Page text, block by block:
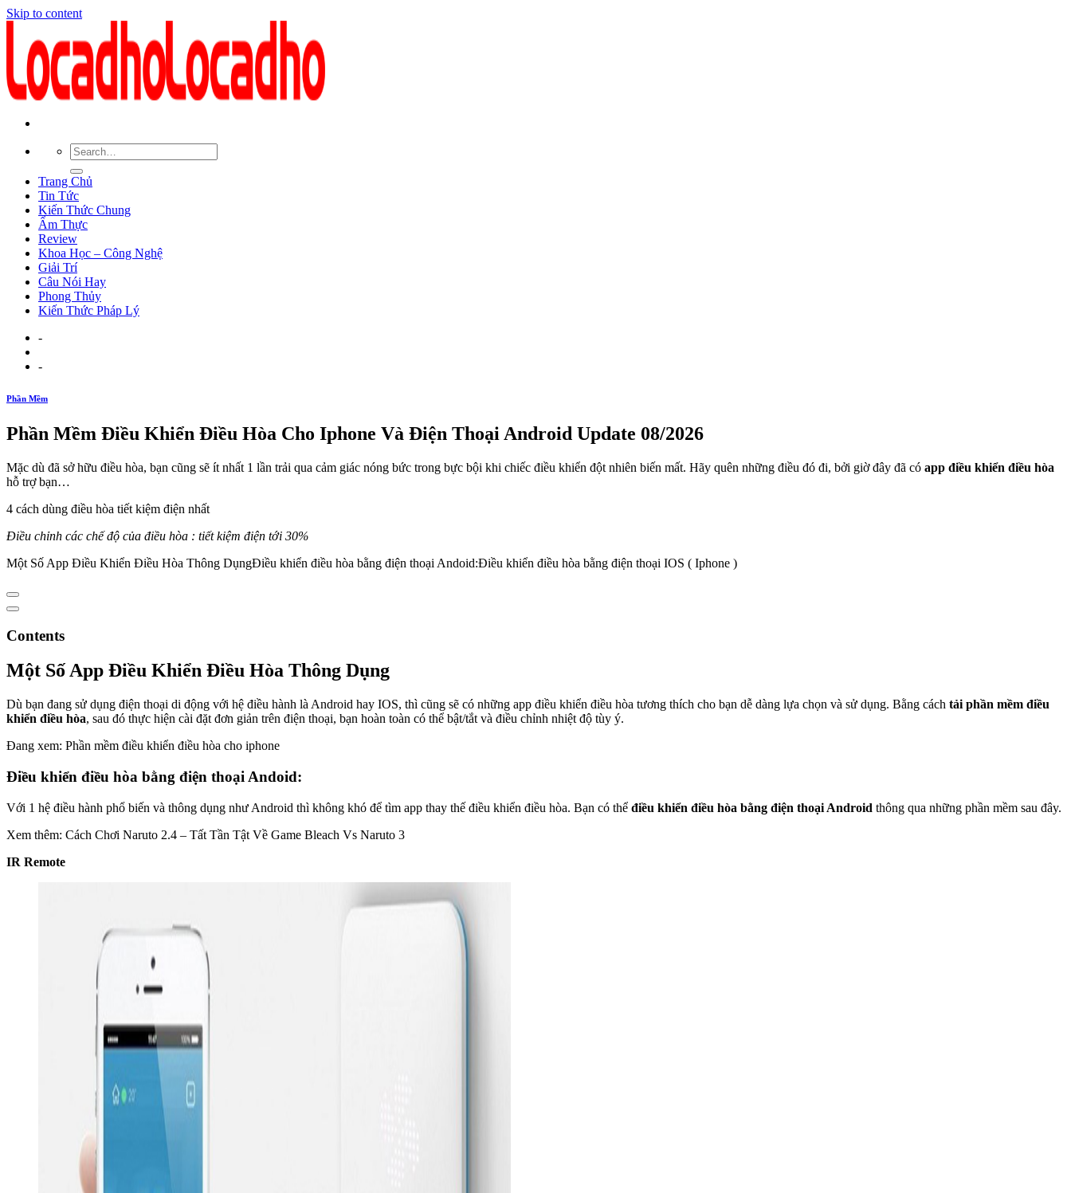
Skip to content
Trang Chủ
Tin Tức
Kiến Thức Chung
Ẩm Thực
Review
Khoa Học – Công Nghệ
Giải Trí
Câu Nói Hay
Phong Thủy
Kiến Thức Pháp Lý
-
-
Phần Mềm
Phần Mềm Điều Khiển Điều Hòa Cho Iphone Và Điện Thoại Android Update 08/2026
Mặc dù đã sở hữu điều hòa, bạn cũng sẽ ít nhất 1 lần trải qua cảm giác nóng bức trong bực bội khi chiếc điều khiển đột nhiên biến mất. Hãy quên những điều đó đi, bởi giờ đây đã có app điều khiển điều hòa
hỗ trợ bạn…
4 cách dùng điều hòa tiết kiệm điện nhất
Điều chỉnh các chế độ của điều hòa : tiết kiệm điện tới 30%
Một Số App Điều Khiển Điều Hòa Thông DụngĐiều khiển điều hòa bằng điện thoại Andoid:Điều khiển điều hòa bằng điện thoại IOS ( Iphone )
Contents
Một Số App Điều Khiển Điều Hòa Thông Dụng
Dù bạn đang sử dụng điện thoại di động với hệ điều hành là Android hay IOS, thì cũng sẽ có những app điều khiển điều hòa tương thích cho bạn dễ dàng lựa chọn và sử dụng. Bằng cách tải phần mềm điều
khiển điều hòa, sau đó thực hiện cài đặt đơn giản trên điện thoại, bạn hoàn toàn có thể bật/tắt và điều chỉnh nhiệt độ tùy ý.
Đang xem: Phần mềm điều khiển điều hòa cho iphone
Điều khiển điều hòa bằng điện thoại Andoid:
Với 1 hệ điều hành phổ biến và thông dụng như Android thì không khó để tìm app thay thế điều khiển điều hòa. Bạn có thể điều khiển điều hòa bằng điện thoại Android thông qua những phần mềm sau đây.
Xem thêm: Cách Chơi Naruto 2.4 – Tất Tần Tật Về Game Bleach Vs Naruto 3
IR Remote